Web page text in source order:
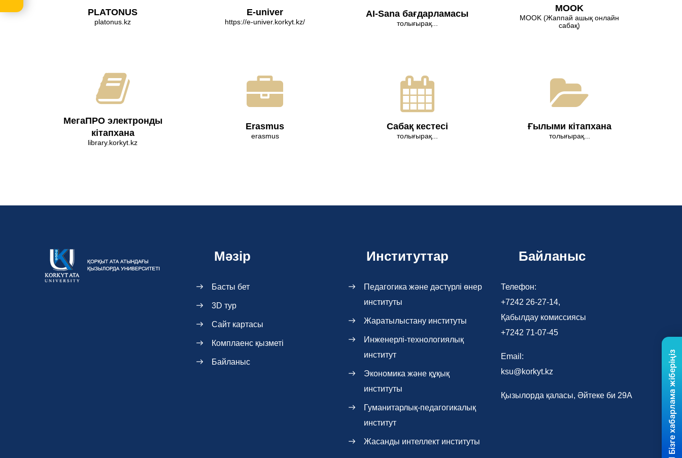
PLATONUS
platonus.kz
E-univer
https://e-univer.korkyt.kz/
AI-Sana бағдарламасы
толығырақ...
МООK
МООK (Жаппай ашық онлайн
сабақ)
МегаПРО электронды
кітапхана
library.korkyt.kz
Erasmus
erasmus
Сабақ кестесі
толығырақ...
Ғылыми кітапхана
толығырақ...
Мәзір
Басты бет
3D тур
Сайт картасы
Комплаенс қызметі
Байланыс
Институттар
Педагогика және дәстүрлі өнер
институты
Жаратылыстану институты
Инженерлі-технологиялық
институт
Экономика және құқық
институты
Гуманитарлық-педагогикалық
институт
Жасанды интеллект институты
Байланыс
Телефон:
+7242 26-27-14,
Қабылдау комиссиясы
+7242 71-07-45
Email:
ksu@korkyt.kz
Қызылорда қаласы, Әйтеке би 29А Бізге хабарлама жіберіңіз